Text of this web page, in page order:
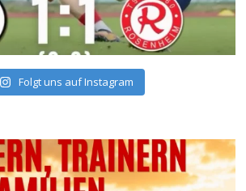
Folgt uns auf Instagram